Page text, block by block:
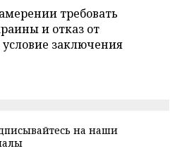
требовать
и отказ от
заключения
на наши